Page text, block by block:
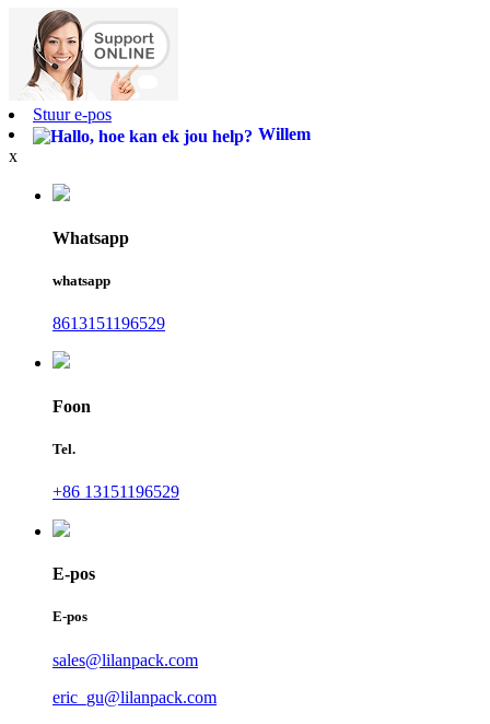
Stuur e-pos
Willem
x
Whatsapp
whatsapp
8613151196529
Foon
Tel.
+86 13151196529
E-pos
E-pos
sales@lilanpack.com
eric_gu@lilanpack.com